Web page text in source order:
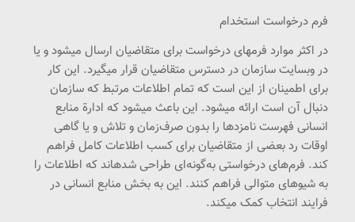
فرم درخواست استخدام
در اکثر موارد فرمهای درخواست برای متقاضیان ارسال میشود و یا
در وبسایت سازمان در دسترس متقاضیان قرار میگیرد. این کار
برای اطمینان از این است که تمام اطلاعات مرتبط که سازمان
دنبال آن است ارائه میشود. این باعث میشود که ادارة منابع
انسانی فهرست نامزدها را بدون صرف‌زمان و تلاش و یا گاهی
اوقات رد بعضی از متقاضیان برای کسب اطلاعات کامل فراهم
کند. فرم‌های درخواستی به‌گونه‌ای طراحی شدهاند که اطلاعات را
به شیوهای متوالی فراهم کنند. این به بخش منابع انسانی در
فرایند انتخاب کمک میکند.